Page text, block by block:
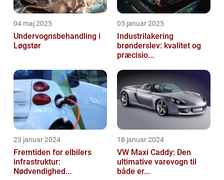
04 maj 2025
Undervognsbehandling i
Løgstør
05 januar 2025
Industrilakering
brønderslev: kvalitet og
præcisio...
23 januar 2024
Fremtiden for elbilers
infrastruktur:
Nødvendighed...
18 januar 2024
VW Maxi Caddy: Den
ultimative varevogn til
både er...